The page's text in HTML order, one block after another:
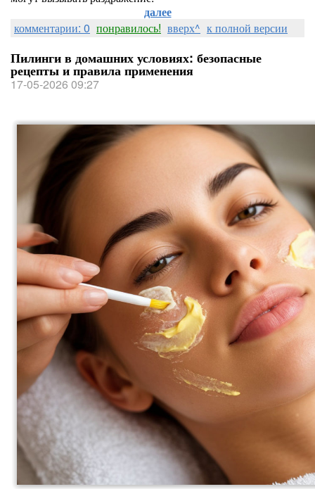
далее
комментарии: 0 понравилось! вверх^ к полной версии
Пилинги в домашних условиях: безопасные
рецепты и правила применения
17-05-2026 09:27